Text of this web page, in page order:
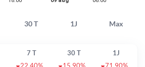
30 T 1J Max
7 T 30 T
1J
22,40% 15,90% 71,90%